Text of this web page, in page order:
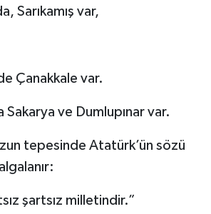
Sarıkamış var,
Çanakkale var.
Sakarya ve Dumlupınar var.
tepesinde Atatürk’ün sözü
şartsız milletindir.”